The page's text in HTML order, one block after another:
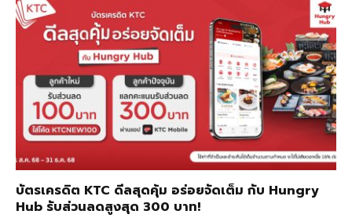
บัตรเครดิต KTC ดีลสุดคุ้ม อร่อยจัดเต็ม กับ Hungry
Hub รับส่วนลดสูงสุด 300 บาท!